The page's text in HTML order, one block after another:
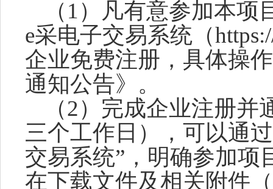
（ 1）凡有意参加本项
e采电子交易系统（
企业免费注册，具体操
通知公告》。
（2）完成企业注册并
三个工作日），可以通
交易系统”，明确参加项
在下载文件及相关附件